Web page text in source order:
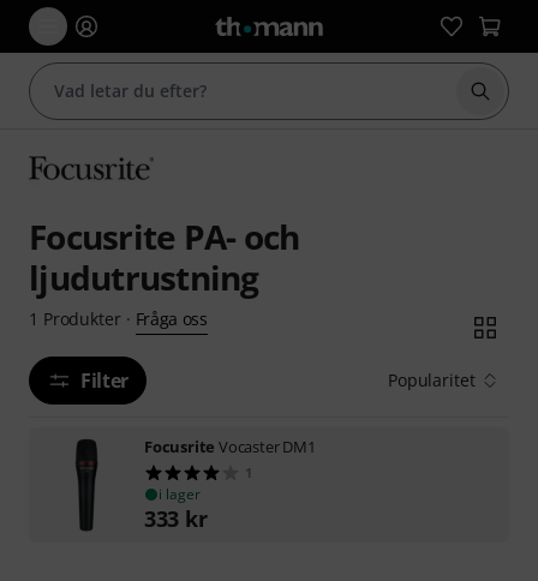
Börja
Focusrite PA- och
ljudutrustning
1 Produkter· Fråga oss
Filter Popularitet
Focusrite Vocaster DM1
1
i lager
333 kr